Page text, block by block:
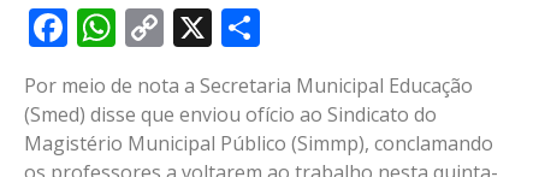
Facebook
WhatsApp
Copy
Link
X
Por meio de nota a Secretaria Municipal Educação
(Smed) disse que enviou ofício ao Sindicato do
Magistério Municipal Público (Simmp), conclamando